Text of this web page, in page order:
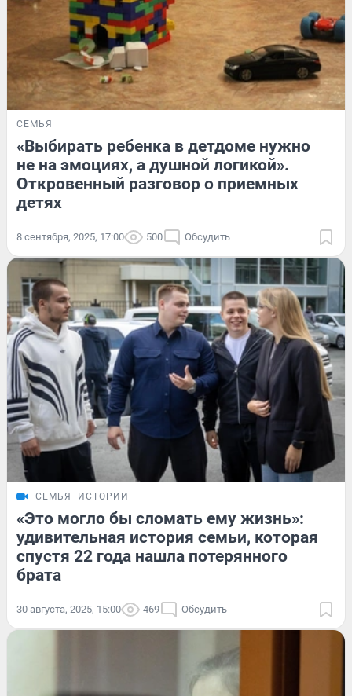
СЕМЬЯ
«Выбирать ребенка в детдоме нужно
не на эмоциях, а душной логикой».
Откровенный разговор о приемных
детях
8 сентября, 2025, 17:00 500 Обсудить
СЕМЬЯ ИСТОРИИ
«Это могло бы сломать ему жизнь»:
удивительная история семьи, которая
спустя 22 года нашла потерянного
брата
30 августа, 2025, 15:00 469 Обсудить